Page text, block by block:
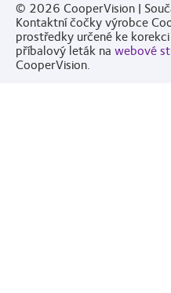
© 2026 CooperVision |
Kontaktní čočky výrobce
prostředky určené ke
příbalový leták na webové
CooperVision.